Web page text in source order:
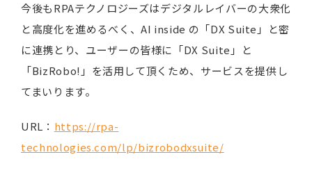
今後もRPAテクノロジーズはデジタルレイバーの大衆化
と高度化を進めるべく、AI inside の「DX Suite」と密
に連携とり、ユーザーの皆様に「DX Suite」と
「BizRobo!」を活用して頂くため、サービスを提供し
てまいります。
URL： https://rpa-
technologies.com/lp/bizrobodxsuite/